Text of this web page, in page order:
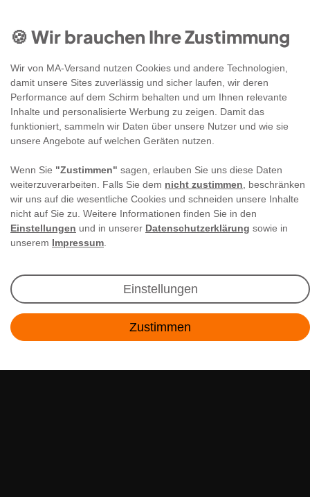
🍪 Wir brauchen Ihre Zustimmung
Wir von MA-Versand nutzen Cookies und andere Technologien,
damit unsere Sites zuverlässig und sicher laufen, wir deren
Performance auf dem Schirm behalten und um Ihnen relevante
Inhalte und personalisierte Werbung zu zeigen. Damit das
funktioniert, sammeln wir Daten über unsere Nutzer und wie sie
unsere Angebote auf welchen Geräten nutzen.
Wenn Sie "Zustimmen" sagen, erlauben Sie uns diese Daten
weiterzuverarbeiten. Falls Sie dem nicht zustimmen , beschränken
wir uns auf die wesentliche Cookies und schneiden unsere Inhalte
nicht auf Sie zu. Weitere Informationen finden Sie in den
Einstellungen und in unserer Datenschutzerklärung sowie in
unserem Impressum
Einstellungen
Zustimmen
Newsletter Anmeldung
Angebote & Rabatte per E-Mail erhalten - Geld
Daten­schutz­erklärung